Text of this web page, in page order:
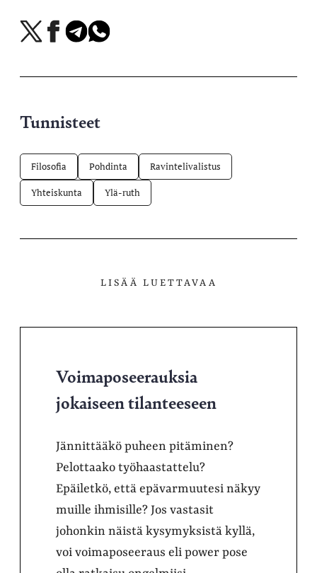
Jaa
X-
Jaa
Facebookissa
Jaa
Telegramissa
Jaa
WhatsAppissa
Tunnisteet
Filosofia Pohdinta Ravintelivalistus
Yhteiskunta Ylä-ruth
LISÄÄ LUETTAVAA
Voimaposeerauksia
jokaiseen tilanteeseen
Jännittääkö puheen pitäminen?
Pelottaako työhaastattelu?
Epäiletkö, että epävarmuutesi näkyy
muille ihmisille? Jos vastasit
johonkin näistä kysymyksistä kyllä,
voi voimaposeeraus eli power pose